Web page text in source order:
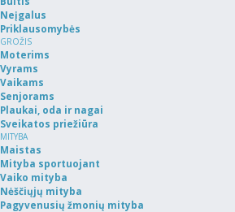
Neįgalus
Priklausomybės
GROŽIS
Moterims
Vyrams
Vaikams
Senjorams
Plaukai, oda ir nagai
Sveikatos priežiūra
MITYBA
Maistas
Mityba sportuojant
Vaiko mityba
Nėščiųjų mityba
Pagyvenusių žmonių mityba